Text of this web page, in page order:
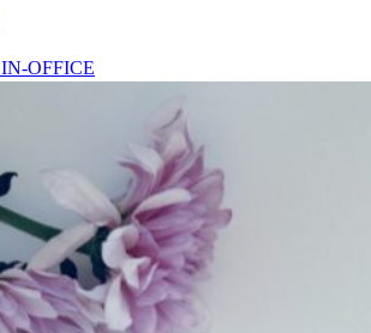
IN-OFFICE